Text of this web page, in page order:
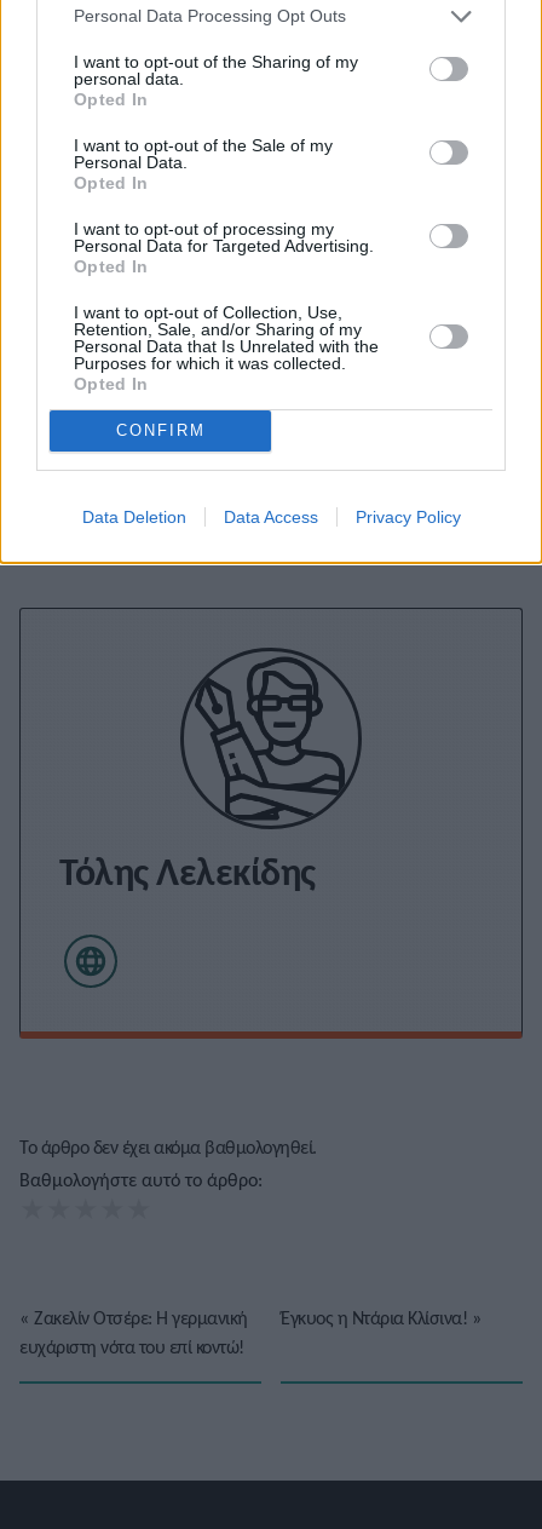
Personal Data Processing Opt Outs
I want to opt-out of the Sharing of my
personal data.
Opted In
I want to opt-out of the Sale of my
Personal Data.
Opted In
I want to opt-out of processing my
Personal Data for Targeted Advertising.
Opted In
I want to opt-out of Collection, Use,
Retention, Sale, and/or Sharing of my
Personal Data that Is Unrelated with the
Purposes for which it was collected.
Opted In
CONFIRM
Data Deletion Data Access Privacy Policy
A- A±
2002 Παναγιώτης Χαραμής (Πανελλήνιος ΓΣ) 35.05.0.
Τόλης Λελεκίδης
Το άρθρο δεν έχει ακόμα βαθμολογηθεί.
Βαθμολογήστε αυτό το άρθρο:
« Ζακελίν Οτσέρε: Η γερμανική
ευχάριστη νότα του επί κοντώ!
Έγκυος η Ντάρια Κλίσινα! »